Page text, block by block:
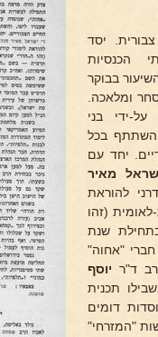
יסד
הכנסיות
בבוקר
ומלאכה.
ידי בני
בכל
יחד עם
מאיר
להוראת
לאומית (זהו
שנת
"אחוה"
ד"ריוסף
תכנית
דומים
"המזרחי"